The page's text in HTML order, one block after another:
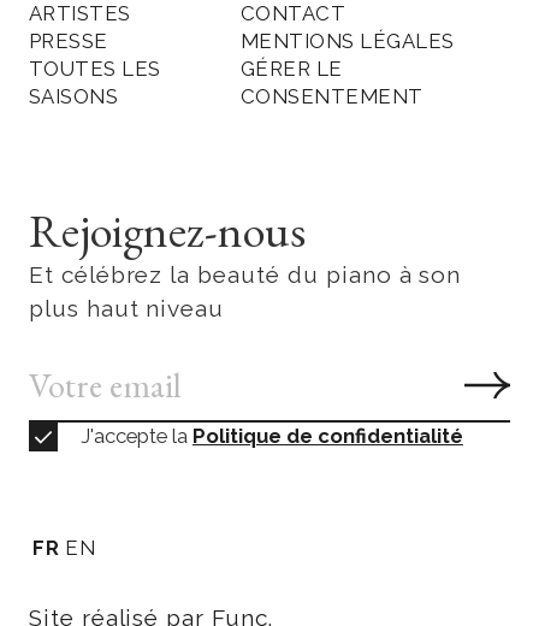
ARTISTES
PRESSE
TOUTES LES
SAISONS
CONTACT
MENTIONS LÉGALES
GÉRER LE
CONSENTEMENT
Rejoignez-nous
Et célébrez la beauté du piano à son
plus haut niveau
J'accepte la Politique de confidentialité
FR EN
Site réalisé par Func.